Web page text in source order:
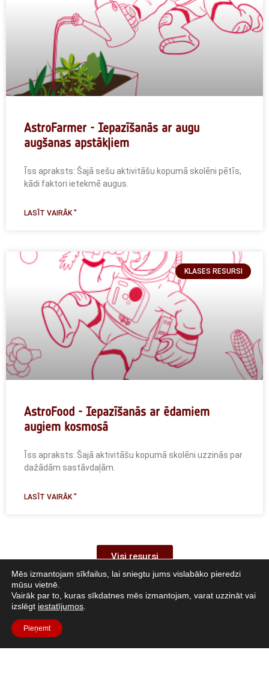
AstroFarmer - Iepazīšanās ar augu
augšanas apstākļiem
Īss apraksts: Šajā sešu aktivitāšu kopumā skolēni pētīs,
kādi faktori ietekmē augus.
LASĪT VAIRĀK "
KLASES RESURSI
AstroFood - Iepazīšanās ar ēdamiem
augiem kosmosā
Īss apraksts: Šajā aktivitāšu kopumā skolēni uzzinās par
dažādām sastāvdaļām.
LASĪT VAIRĀK "
Visi resursi
Mēs izmantojam sīkfailus, lai sniegtu jums vislabāko pieredzi
mūsu vietnē.
Vairāk par to, kuras sīkdatnes mēs izmantojam, varat uzzināt vai
izslēgt iestatījumos
Pieņemt